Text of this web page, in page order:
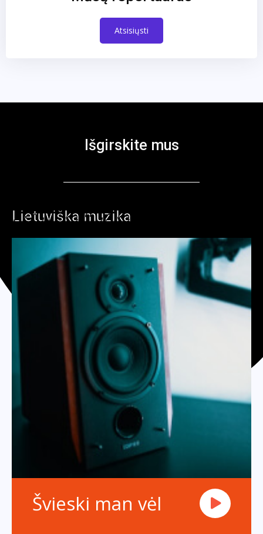
Atsisiųsti
Išgirskite mus
Lietuviška muzika
Švieski man vėl